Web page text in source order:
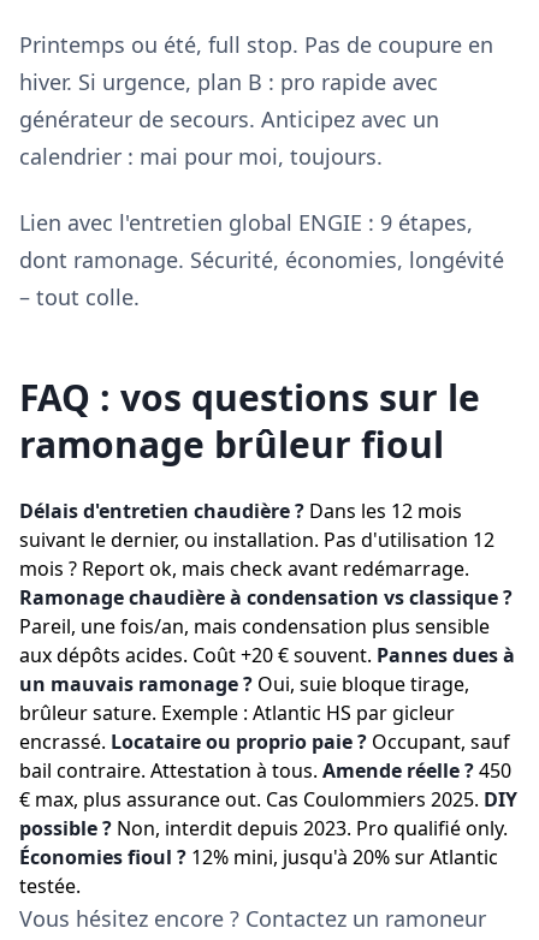
Printemps ou été, full stop. Pas de coupure en
hiver. Si urgence, plan B : pro rapide avec
générateur de secours. Anticipez avec un
calendrier : mai pour moi, toujours.
Lien avec l'entretien global ENGIE : 9 étapes,
dont ramonage. Sécurité, économies, longévité
– tout colle.
FAQ : vos questions sur le
ramonage brûleur fioul
Délais d'entretien chaudière ? Dans les 12 mois
suivant le dernier, ou installation. Pas d'utilisation 12
mois ? Report ok, mais check avant redémarrage.
Ramonage chaudière à condensation vs classique ?
Pareil, une fois/an, mais condensation plus sensible
aux dépôts acides. Coût +20 € souvent. Pannes dues à
un mauvais ramonage ? Oui, suie bloque tirage,
brûleur sature. Exemple : Atlantic HS par gicleur
encrassé. Locataire ou proprio paie ? Occupant, sauf
bail contraire. Attestation à tous. Amende réelle ?450
€ max, plus assurance out. Cas Coulommiers 2025. DIY
possible ? Non, interdit depuis 2023. Pro qualifié only.
Économies fioul ? 12% mini, jusqu'à 20% sur Atlantic
testée.
Vous hésitez encore ? Contactez un ramoneur